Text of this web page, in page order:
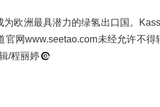
欧洲最具潜力的绿氢出口国。
网www.seetao.com未经允许不
/程丽婷